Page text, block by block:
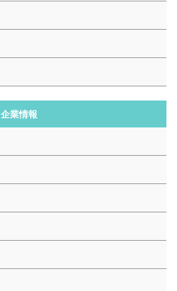
企業情報